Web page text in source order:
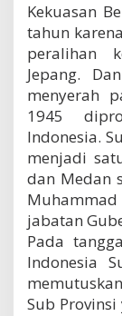
Kekuasan
tahun
peralihan
Jepang.
menyerah
1945
Indonesia.
menjadi
dan Medan
jabatan
Pada
Indonesia
Sub